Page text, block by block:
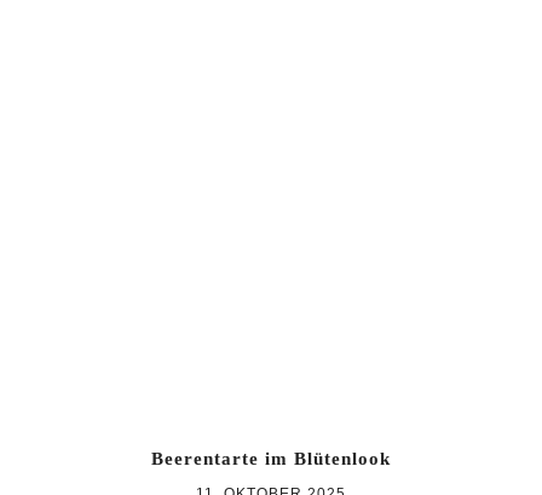
Beerentarte im Blütenlook